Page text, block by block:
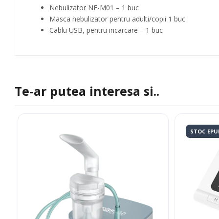
Nebulizator NE-M01 – 1 buc
Masca nebulizator pentru adulti/copii 1 buc
Cablu USB, pentru incarcare – 1 buc
Te-ar putea interesa si..
STOC